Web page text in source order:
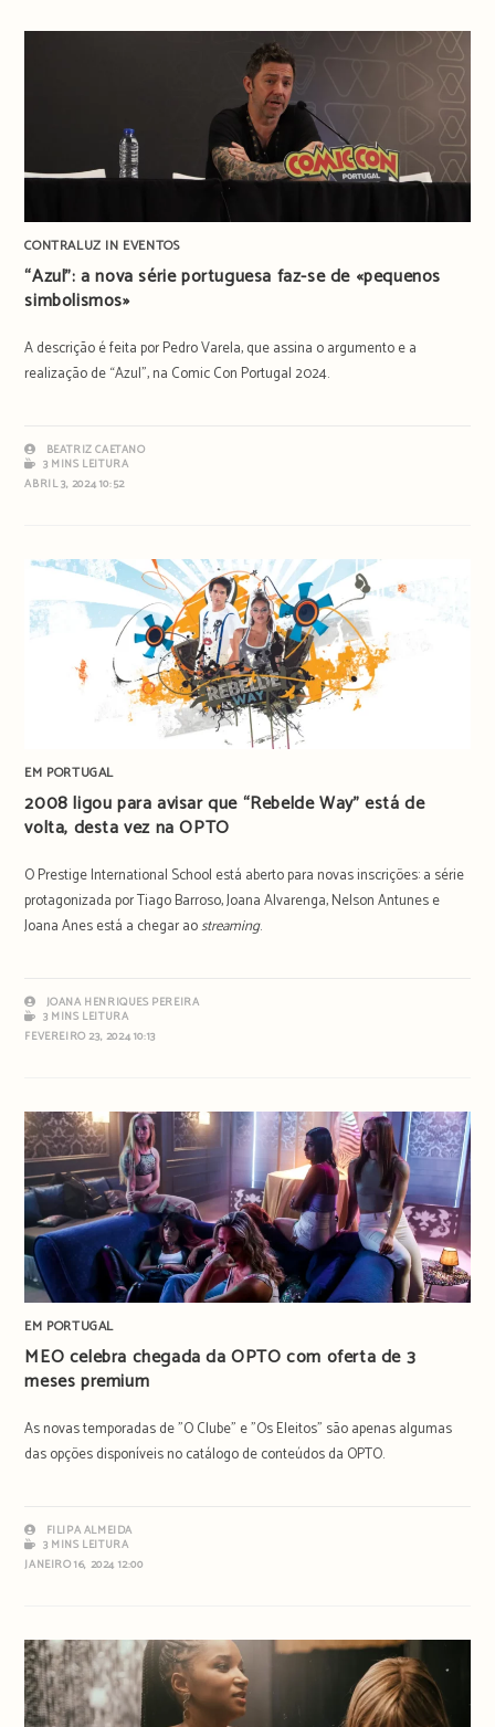
CONTRALUZ IN EVENTOS
“Azul”: a nova série portuguesa faz-se de «pequenos
simbolismos»
A descrição é feita por Pedro Varela, que assina o argumento e a
realização de “Azul”, na Comic Con Portugal 2024.
BEATRIZ CAETANO
3 MINS LEITURA
ABRIL 3, 2024 10:52
EM PORTUGAL
2008 ligou para avisar que “Rebelde Way” está de
volta, desta vez na OPTO
O Prestige International School está aberto para novas inscrições: a série
protagonizada por Tiago Barroso, Joana Alvarenga, Nelson Antunes e
Joana Anes está a chegar aostreaming.
JOANA HENRIQUES PEREIRA
3 MINS LEITURA
FEVEREIRO 23, 2024 10:13
EM PORTUGAL
MEO celebra chegada da OPTO com oferta de 3
meses premium
As novas temporadas de "O Clube" e "Os Eleitos" são apenas algumas
das opções disponíveis no catálogo de conteúdos da OPTO.
FILIPA ALMEIDA
3 MINS LEITURA
JANEIRO 16, 2024 12:00